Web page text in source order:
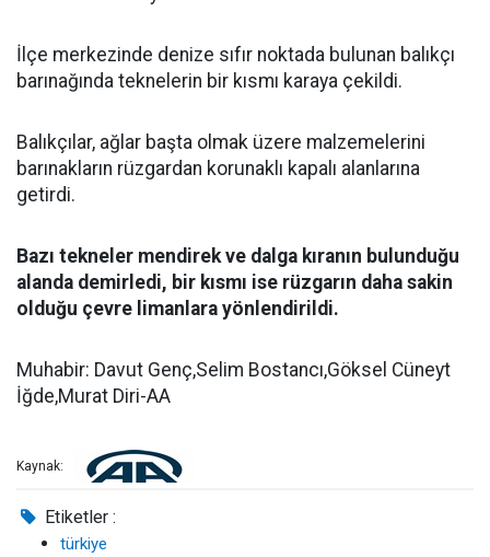
İlçe merkezinde denize sıfır noktada bulunan balıkçı
barınağında teknelerin bir kısmı karaya çekildi.
Balıkçılar, ağlar başta olmak üzere malzemelerini
barınakların rüzgardan korunaklı kapalı alanlarına
getirdi.
Bazı tekneler mendirek ve dalga kıranın bulunduğu
alanda demirledi, bir kısmı ise rüzgarın daha sakin
olduğu çevre limanlara yönlendirildi.
Muhabir: Davut Genç,Selim Bostancı,Göksel Cüneyt
İğde,Murat Diri-AA
Kaynak:
Etiketler :
türkiye